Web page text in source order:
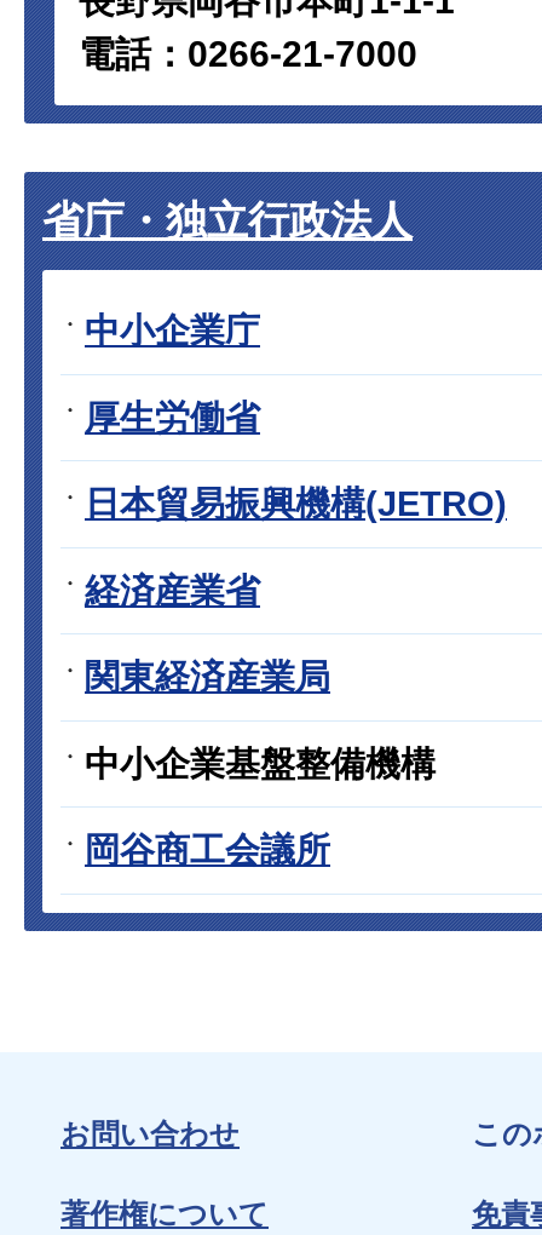
電話：0266-21-7000
省庁・独立行政法人
中小企業庁
厚生労働省
日本貿易振興機構(JETRO)
経済産業省
関東経済産業局
中小企業基盤整備機構
岡谷商工会議所
お問い合わせ この
著作権について 免責